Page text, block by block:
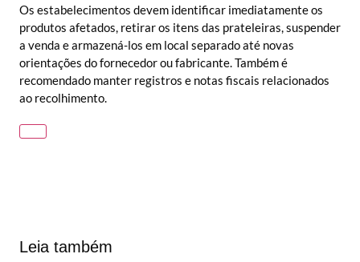
Os estabelecimentos devem identificar imediatamente os
produtos afetados, retirar os itens das prateleiras, suspender
a venda e armazená-los em local separado até novas
orientações do fornecedor ou fabricante. Também é
recomendado manter registros e notas fiscais relacionados
ao recolhimento.
Leia também